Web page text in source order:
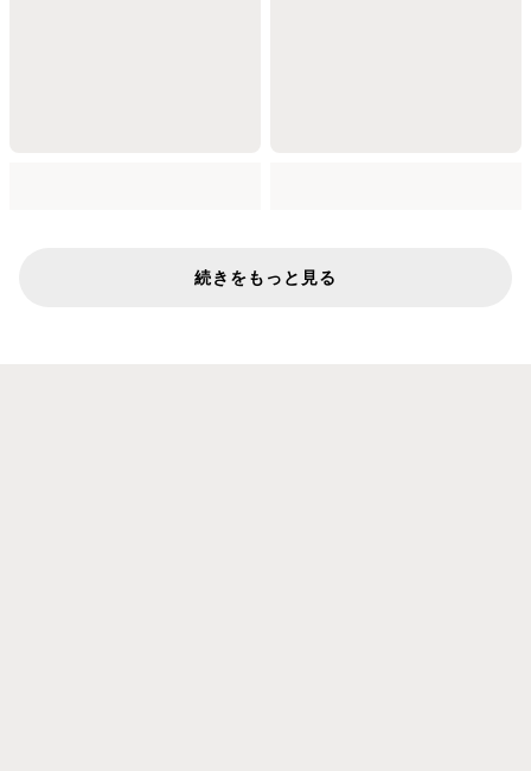
続きをもっと見る